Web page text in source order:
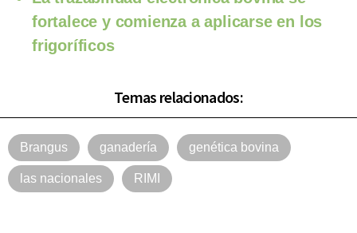
fortalece y comienza a aplicarse en los
frigoríficos
Temas relacionados:
Brangus ganadería genética bovina
las nacionales RIMI